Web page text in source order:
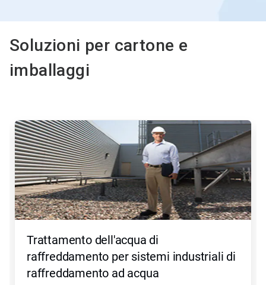
Soluzioni per cartone e
imballaggi
Questa
una
presentazione.
Utilizza
pulsanti
Seguente
Precedente
navigare,
oppure
direttamente
Trattamento dell'acqua di
raffreddamento per sistemi industriali di
raffreddamento ad acqua